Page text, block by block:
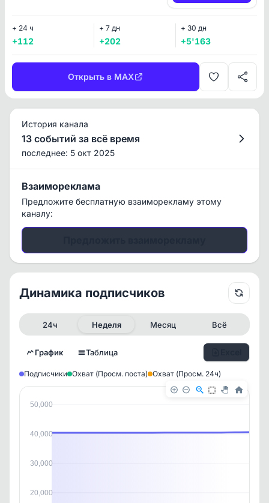
+ 24 ч
+112
+ 7 дн
+202
+ 30 дн
+5'163
Открыть в MAX
История канала
13 событий за всё время
последнее: 5 окт 2025
Взаимореклама
Предложите бесплатную взаиморекламу этому
каналу:
Динамика подписчиков
24ч Неделя Месяц Всё
График Таблица
Подписчики Охват (Просм. поста) Охват (Просм. 24ч)
50,000
40,000
30,000
20,000